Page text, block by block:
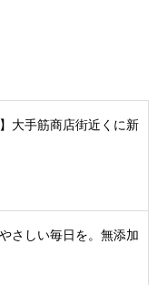
大手筋商店街近くに新
さしい毎日を。無添加